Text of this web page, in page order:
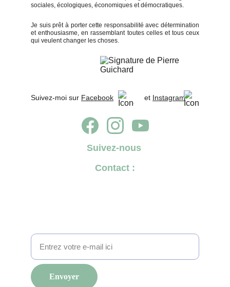
Suivez-moi sur Facebook
               et
Instagram
sociales, écologiques, économiques et démocratiques.
Je suis prêt à porter cette responsabilité avec détermination
et enthousiasme, en rassemblant toutes celles et tous ceux
qui veulent changer les choses.
Contact :
Suivez-nous
Envoyer